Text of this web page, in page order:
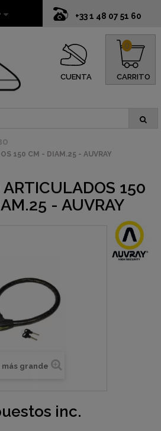
+33 1 48 07 51 60
CUENTA CARRITO
0
150 CM - DIAM.25 - AUVRAY
150
- AUVRAY
más grande
inc.